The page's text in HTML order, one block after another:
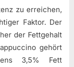
zu erreichen,
Faktor. Der
der Fettgehalt
gehört
3,5% Fett